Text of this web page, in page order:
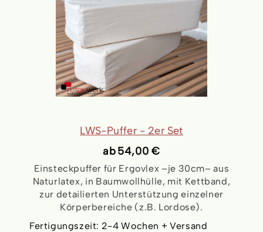
LWS-Puffer - 2er Set
ab54,00 €
Einsteckpuffer für Ergovlex –je 30cm– aus
Naturlatex, in Baumwollhülle, mit Kettband,
zur detailierten Unterstützung einzelner
Körperbereiche (z.B. Lordose).
Fertigungszeit: 2-4 Wochen + Versand